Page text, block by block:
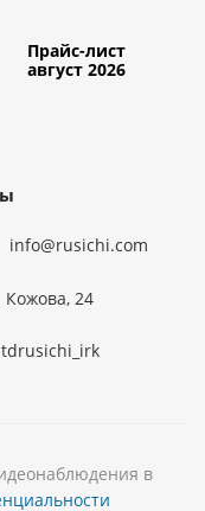
Прайс-лист
август 2026
info@rusichi.com
Кожова, 24
tdrusichi_irk
в